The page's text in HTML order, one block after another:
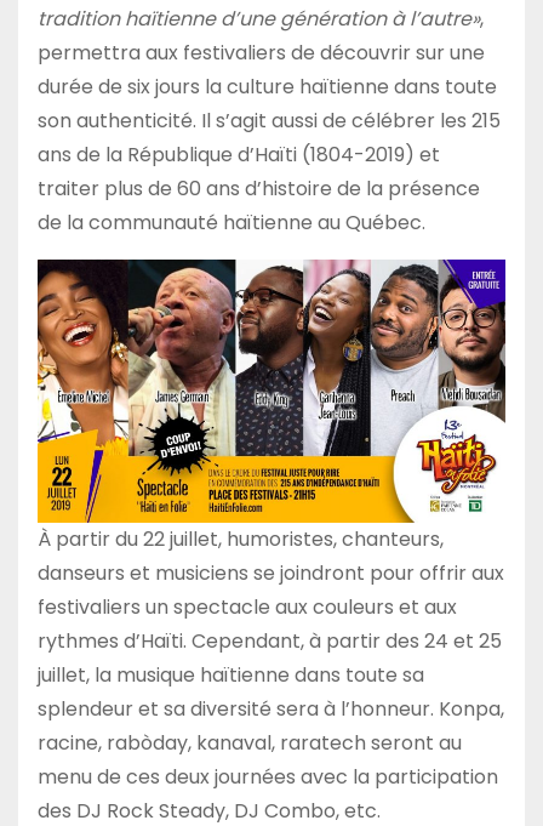
tradition haïtienne d’une génération à l’autre»,
permettra aux festivaliers de découvrir sur une
durée de six jours la culture haïtienne dans toute
son authenticité. Il s’agit aussi de célébrer les 215
ans de la République d’Haïti (1804-2019) et
traiter plus de 60 ans d’histoire de la présence
de la communauté haïtienne au Québec.
À partir du 22 juillet, humoristes, chanteurs,
danseurs et musiciens se joindront pour offrir aux
festivaliers un spectacle aux couleurs et aux
rythmes d’Haïti. Cependant, à partir des 24 et 25
juillet, la musique haïtienne dans toute sa
splendeur et sa diversité sera à l’honneur. Konpa,
racine, rabòday, kanaval, raratech seront au
menu de ces deux journées avec la participation
des DJ Rock Steady, DJ Combo, etc.